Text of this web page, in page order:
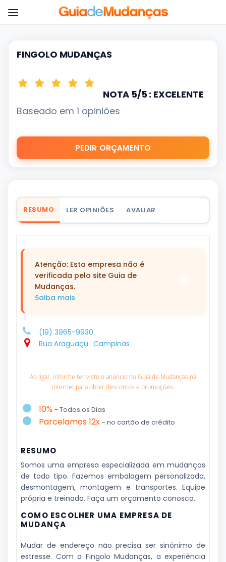
FINGOLO MUDANÇAS
NOTA 5/5 : EXCELENTE
Baseado em 1 opiniões
PEDIR ORÇAMENTO
RESUMO LER OPINIÕES AVALIAR
Atenção: Esta empresa não é
verificada pelo site Guia de
Mudanças.
Saiba mais
(19) 3965-9930
Rua Araguaçu Campinas
Ao ligar, informe ter visto o anúncio no Guia de Mudanças na
internet para obter descontos e promoções.
10% - Todos os Dias
Parcelamos 12x - no cartão de crédito
RESUMO
Somos uma empresa especializada em mudanças
de todo tipo. Fazemos embalagem personalizada,
desmontagem, montagem e transportes. Equipe
própria e treinada. Faça um orçamento conosco.
COMO ESCOLHER UMA EMPRESA DE
MUDANÇA
Mudar de endereço não precisa ser sinônimo de
estresse. Com a Fingolo Mudanças, a experiência